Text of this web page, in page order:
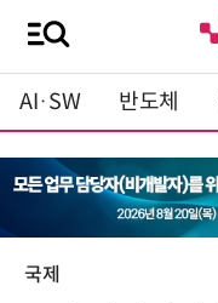
AI·SW 반도체
국제